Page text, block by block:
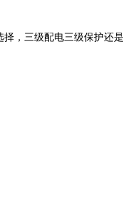
，三级配电三级保护还是